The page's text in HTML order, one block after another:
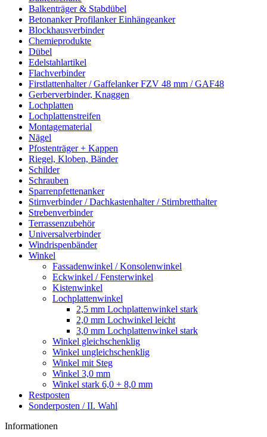
Balkenträger & Stabdübel
Betonanker Profilanker Einhängeanker
Blockhausverbinder
Chemieprodukte
Dübel
Edelstahlartikel
Flachverbinder
Firstlattenhalter / Gaffelanker FZV 48 mm / GAF48
Gerberverbinder, Knaggen
Lochplatten
Lochplattenstreifen
Montagematerial
Nägel
Pfostenträger + Kappen
Riegel, Kloben, Bänder
Schilder
Schrauben
Sparrenpfettenanker
Stirnverbinder / Dachkastenhalter / Stirnbretthalter
Strebenverbinder
Terrassenzubehör
Universalverbinder
Windrispenbänder
Winkel
Fassadenwinkel / Konsolenwinkel
Eckwinkel / Fensterwinkel
Kistenwinkel
Lochplattenwinkel
2,5 mm Lochplattenwinkel stark
2,0 mm Lochwinkel leicht
3,0 mm Lochplattenwinkel stark
Winkel gleichschenklig
Winkel ungleichschenklig
Winkel mit Steg
Winkel 3,0 mm
Winkel stark 6,0 + 8,0 mm
Restposten
Sonderposten / II. Wahl
Informationen